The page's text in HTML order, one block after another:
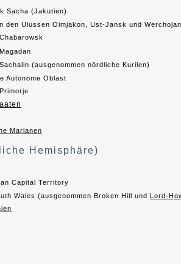
Sacha (Jakutien)
den Ulussen Oimjakon, Ust-Jansk und
(ausgenommen nördliche Kurilen)
Autonome Oblast
Marianen
Hemisphäre)
Capital Territory
Wales (ausgenommen Broken Hill und Lord-